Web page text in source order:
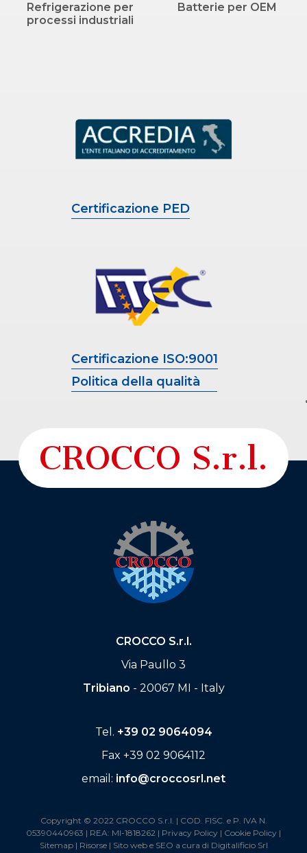
Refrigerazione per
processi industriali
Batterie per OEM
Certificazione PED
Certificazione ISO:9001
Politica della qualità
CROCCO S.r.l.
CROCCO S.r.l.
Via Paullo 3
Tribiano - 20067 MI - Italy
Tel. +39 02 9064094
Fax +39 02 9064112
email: info@croccosrl.net
Copyright © 2022 CROCCO S.r.l. | COD. FISC. e P. IVA N.
05390440963 | REA: MI-1818262 | Privacy Policy | Cookie Policy |
Sitemap| Risorse| Sito web e SEO a cura di Digitalificio Srl